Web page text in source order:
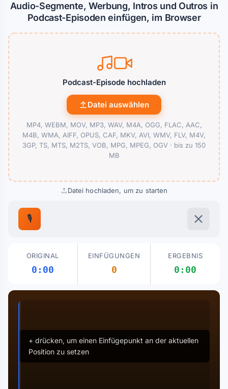
Audio-Segmente, Werbung, Intros und Outros in
Podcast-Episoden einfügen, im Browser
Podcast-Episode hochladen
Datei auswählen
MP4, WEBM, MOV, MP3, WAV, M4A, OGG, FLAC, AAC,
M4B, WMA, AIFF, OPUS, CAF, MKV, AVI, WMV, FLV, M4V,
3GP, TS, MTS, M2TS, VOB, MPG, MPEG, OGV · bis zu 150
MB
Datei hochladen, um zu starten
🎙️
ORIGINAL
0:00
EINFÜGUNGEN
0
ERGEBNIS
0:00
+ drücken, um einen Einfügepunkt an der aktuellen
Position zu setzen